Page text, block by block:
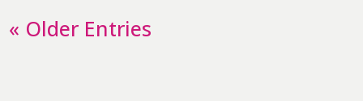
« Older Entries